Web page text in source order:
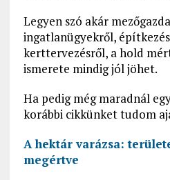
Legyen szó akár
ingatlanügyekről,
kerttervezésről, a hold
ismerete mindig jól jöhet.
Ha pedig még maradnál
korábbi cikkünket tudom
A hektár varázsa:
megértve